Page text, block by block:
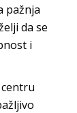
pažnja
da se
i